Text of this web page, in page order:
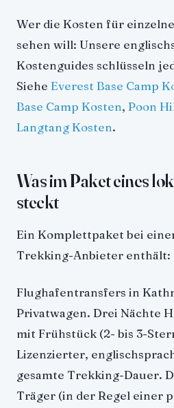
Wer die Kosten für
sehen will: Unsere
Kostenguides schlüsseln
Siehe Everest Base Camp
Base Camp Kosten, Poon
Langtang Kosten.
Was im Paket eines
steckt
Ein Komplettpaket bei
Trekking-Anbieter enthält:
Flughafentransfers in
Privatwagen. Drei Nächte
mit Frühstück (2- bis 3-
Lizenzierter,
gesamte Trekking-Dauer.
Träger (in der Regel einer